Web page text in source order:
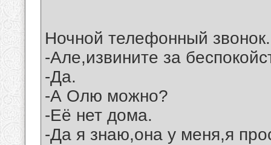
Ночной телефонный
-Але,извините за
-Да.
-А Олю можно?
-Её нет дома.
-Да я знаю,она у меня,я